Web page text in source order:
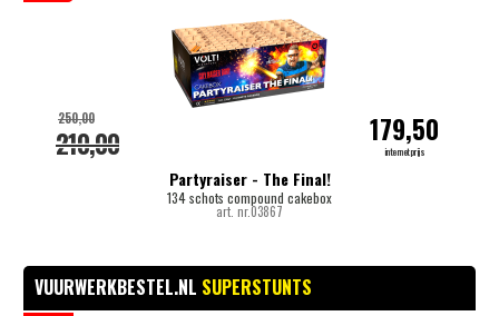
Partyraiser - The Final!
134 schots compound cakebox
art. nr.03867
210,00
250,00 179,50
internetprijs
VUURWERKBESTEL.NL SUPERSTUNTS